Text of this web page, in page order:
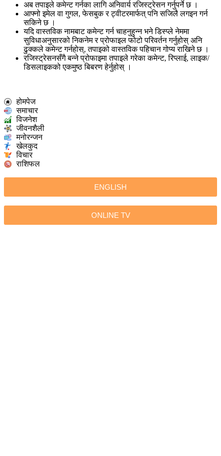
अब तपाइले कमेन्ट गर्नका लागि अनिवार्य रजिस्ट्रेसन गर्नुपर्ने छ ।
आफ्नो इमेल वा गुगल, फेसबुक र ट्वीटरमार्फत् पनि सजिलै लगइन गर्न
सकिने छ ।
यदि वास्तविक नामबाट कमेन्ट गर्न चाहनुहुन्न भने डिस्प्ले नेममा
सुविधाअनुसारको निकनेम र प्रोफाइल फोटो परिवर्तन गर्नुहोस् अनि
ढुक्कले कमेन्ट गर्नहोस्, तपाइको वास्तविक पहिचान गोप्य राखिने छ ।
रजिस्ट्रेसनसँगै बन्ने प्रोफाइमा तपाइले गरेका कमेन्ट, रिप्लाई, लाइक/
डिसलाइकको एकमुष्ठ बिबरण हेर्नुहोस् ।
होमपेज
समाचार
विजनेश
जीवनशैली
मनोरन्जन
खेलकुद
विचार
राशिफल
ENGLISH
ONLINE TV